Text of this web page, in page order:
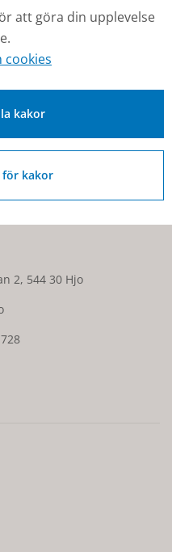
gällande ansvarsförsäkring.
2, 544 30 Hjo
att göra din upplevelse
cookies
kakor
kakor